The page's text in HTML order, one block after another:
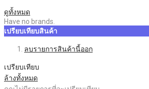
ดูทั้งหมด
Have no brands.
เปรียบเทียบสินค้า
ลบรายการสินค้านี้ออก
เปรียบเทียบ
ล้างทั้งหมด